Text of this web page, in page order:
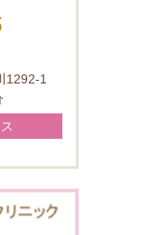
1292-1